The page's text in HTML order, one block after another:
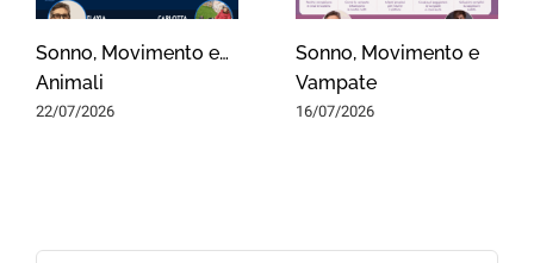
Sonno, Movimento e…
Animali
22/07/2026
Sonno, Movimento e
Vampate
16/07/2026